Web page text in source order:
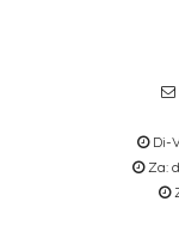
Di-
Za: